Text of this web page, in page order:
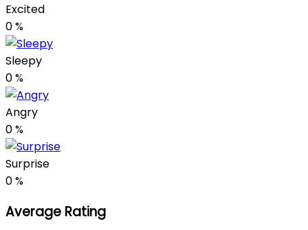
Excited
0%
Sleepy
0%
Angry
0%
Surprise
0%
Average Rating